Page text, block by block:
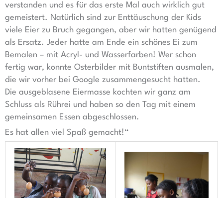
verstanden und es für das erste Mal auch wirklich gut
gemeistert. Natürlich sind zur Enttäuschung der Kids
viele Eier zu Bruch gegangen, aber wir hatten genügend
als Ersatz. Jeder hatte am Ende ein schönes Ei zum
Bemalen – mit Acryl- und Wasserfarben! Wer schon
fertig war, konnte Osterbilder mit Buntstiften ausmalen,
die wir vorher bei Google zusammengesucht hatten.
Die ausgeblasene Eiermasse kochten wir ganz am
Schluss als Rührei und haben so den Tag mit einem
gemeinsamen Essen abgeschlossen.
Es hat allen viel Spaß gemacht!“